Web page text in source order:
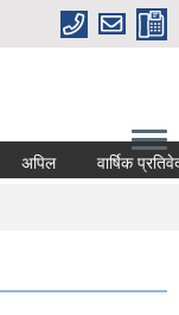
अपिल वार्षिक